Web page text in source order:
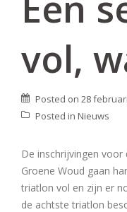
vol,
Posted on 28
Posted in Nieuws
De inschrijvingen
Groene Woud gaan
triatlon vol en zijn er
de achtste triatlon